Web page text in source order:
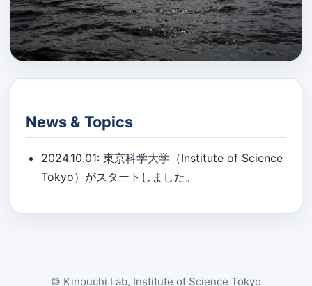
News & Topics
2024.10.01: 東京科学大学（Institute of Science
Tokyo）がスタートしました。
© Kinouchi Lab, Institute of Science Tokyo